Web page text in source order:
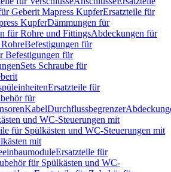
Geberit Mapress KupferErsatzteile für
KupferDämmungen für
für Rohre und FittingsAbdeckungen für
Befestigungen für
Befestigungen für
Sets Schraube für
Ersatzteile für
für
KabelDurchflussbegrenzer
und WC-Steuerungen mit
für Spülkästen und WC-Steuerungen mit
mit
Ersatzteile für
für Spülkästen und WC-